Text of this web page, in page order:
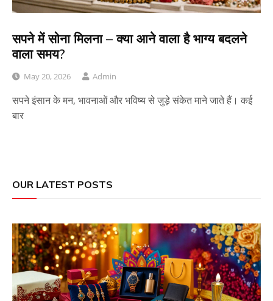
सपने में सोना मिलना – क्या आने वाला है भाग्य बदलने
वाला समय?
May 20, 2026 Admin
सपने इंसान के मन, भावनाओं और भविष्य से जुड़े संकेत माने जाते हैं। कई
बार
OUR LATEST POSTS